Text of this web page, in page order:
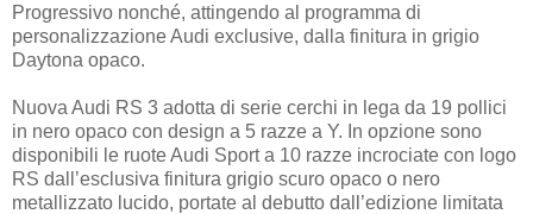
Progressivo nonché, attingendo al programma di
personalizzazione Audi exclusive, dalla finitura in grigio
Daytona opaco.
Nuova Audi RS 3 adotta di serie cerchi in lega da 19 pollici
in nero opaco con design a 5 razze a Y. In opzione sono
disponibili le ruote Audi Sport a 10 razze incrociate con logo
RS dall’esclusiva finitura grigio scuro opaco o nero
metallizzato lucido, portate al debutto dall’edizione limitata